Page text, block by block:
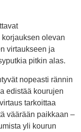
olevan
virtaukseen ja
pitkin alas.
nopeasti rännin
edistää kourujen
tarkoittaa
väärään paikkaan –
yli kourun